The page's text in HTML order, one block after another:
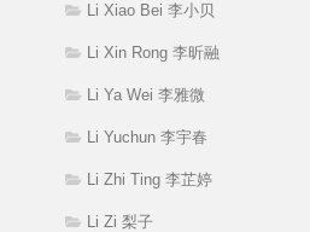
Li Xiao Bei 李小贝
Li Xin Rong 李昕融
Li Ya Wei 李雅微
Li Yuchun 李宇春
Li Zhi Ting 李芷婷
Li Zi 梨子